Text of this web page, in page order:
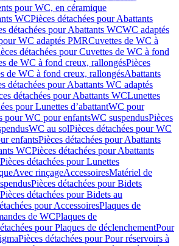
pour WC, en céramique
WCPièces détachées pour Abattants
détachées pour Abattants WCWC adaptés
WC adaptés PMRCuvettes de WC à
détachées pour Cuvettes de WC à fond
de WC à fond creux, rallongésPièces
de WC à fond creux, rallongésAbattants
détachées pour Abattants WC adaptés
détachées pour Abattants WCLunettes
pour Lunettes d’abattantWC pour
pour WC pour enfantsWC suspendusPièces
WC au solPièces détachées pour WC
enfantsPièces détachées pour Abattants
WCPièces détachées pour Abattants
Pièces détachées pour Lunettes
Avec rinçageAccessoiresMatériel de
Pièces détachées pour Bidets
Pièces détachées pour Bidets au
pour AccessoiresPlaques de
de WCPlaques de
pour Plaques de déclenchementPour
Pièces détachées pour Pour réservoirs à